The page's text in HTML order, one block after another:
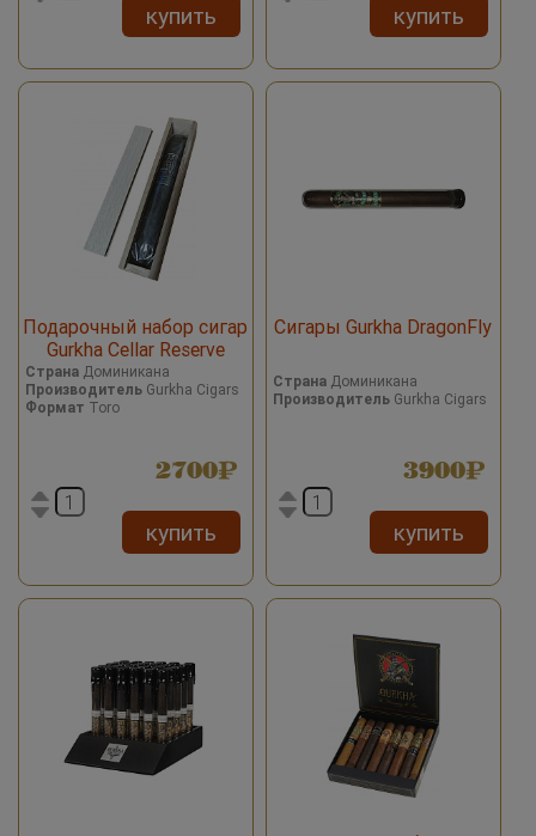
купить купить
Подарочный набор сигар
Gurkha Cellar Reserve
Hedonism Grand Rotchild
Limitada
Страна Доминикана
Производитель Gurkha Cigars
Формат Toro
2700
купить
Сигары Gurkha DragonFly
СтранаДоминикана
ПроизводительGurkha Cigars
3900
купить